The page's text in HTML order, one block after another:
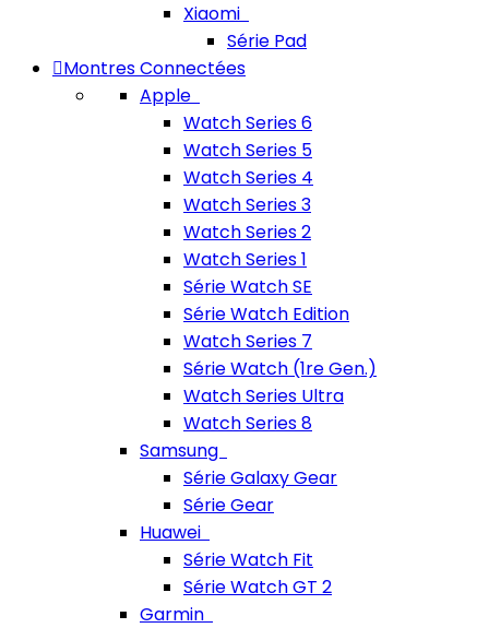
Xiaomi
Série Pad
Montres Connectées
Apple
Watch Series 6
Watch Series 5
Watch Series 4
Watch Series 3
Watch Series 2
Watch Series 1
Série Watch SE
Série Watch Edition
Watch Series 7
Série Watch (1re Gen.)
Watch Series Ultra
Watch Series 8
Samsung
Série Galaxy Gear
Série Gear
Huawei
Série Watch Fit
Série Watch GT 2
Garmin